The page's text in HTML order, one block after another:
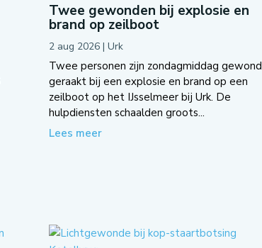
Twee gewonden bij explosie en
brand op zeilboot
2 aug 2026| Urk
Twee personen zijn zondagmiddag gewond
geraakt bij een explosie en brand op een
zeilboot op het IJsselmeer bij Urk. De
hulpdiensten schaalden groots...
Lees meer